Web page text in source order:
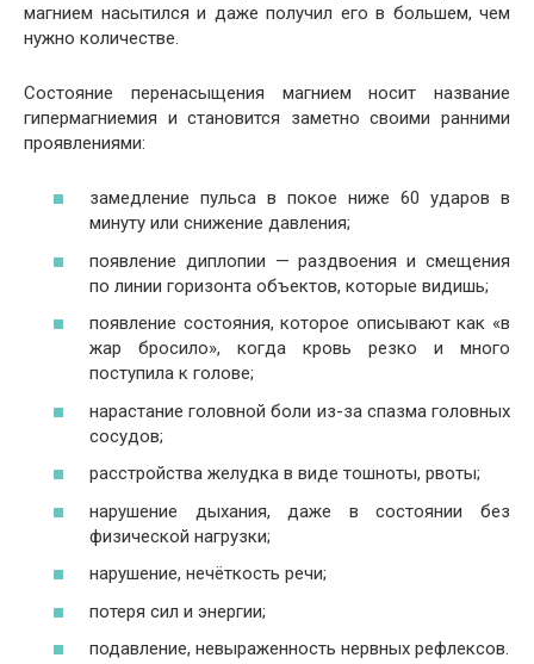
магнием насытился и даже получил его в большем, чем
нужно количестве.
Состояние перенасыщения магнием носит название
гипермагниемия и становится заметно своими ранними
проявлениями:
замедление пульса в покое ниже 60 ударов в
минуту или снижение давления;
появление диплопии — раздвоения и смещения
по линии горизонта объектов, которые видишь;
появление состояния, которое описывают как «в
жар бросило», когда кровь резко и много
поступила к голове;
нарастание головной боли из-за спазма головных
сосудов;
расстройства желудка в виде тошноты, рвоты;
нарушение дыхания, даже в состоянии без
физической нагрузки;
нарушение, нечёткость речи;
потеря сил и энергии;
подавление, невыраженность нервных рефлексов.